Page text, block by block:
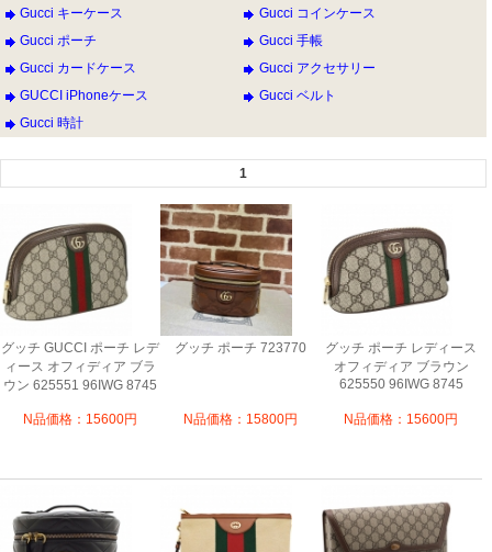
Gucci キーケース
Gucci コインケース
Gucci ポーチ
Gucci 手帳
Gucci カードケース
Gucci アクセサリー
GUCCI iPhoneケース
Gucci ベルト
Gucci 時計
1
グッチ GUCCI ポーチ レデ
ィース オフィディア ブラ
ウン 625551 96IWG 8745
N品価格：15600円
グッチ ポーチ 723770
N品価格：15800円
グッチ ポーチ レディース
オフィディア ブラウン
625550 96IWG 8745
N品価格：15600円